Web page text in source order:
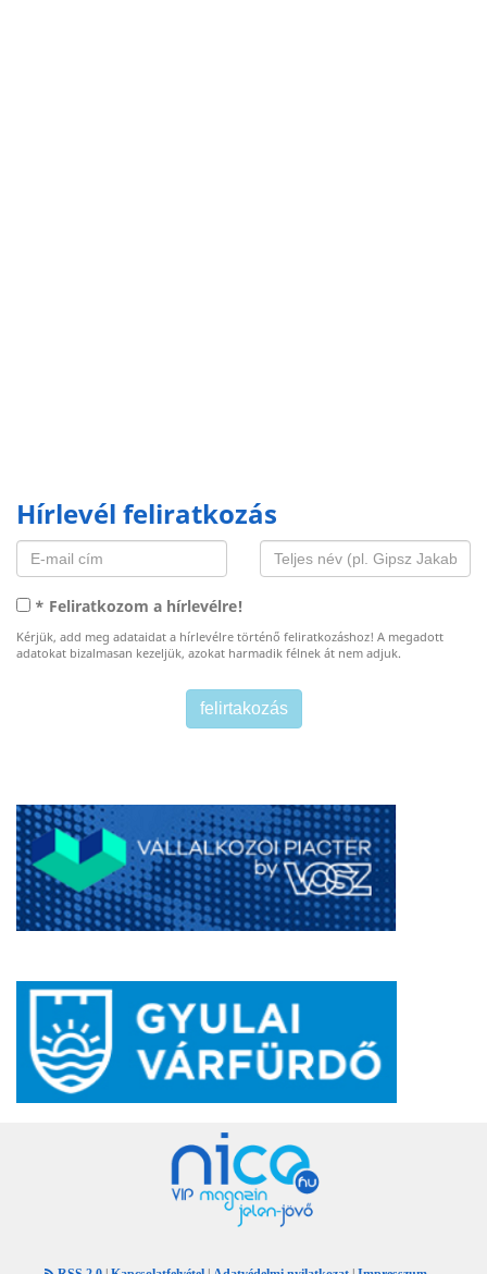
Hírlevél feliratkozás
* Feliratkozom a hírlevélre!
Kérjük, add meg adataidat a hírlevélre történő feliratkozáshoz! A megadott
adatokat bizalmasan kezeljük, azokat harmadik félnek át nem adjuk.